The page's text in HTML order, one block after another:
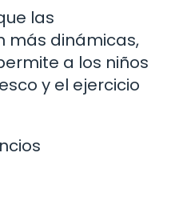
las
más dinámicas,
a los niños
y el ejercicio